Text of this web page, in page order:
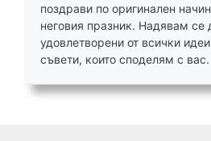
поздрави по оригинален
неговия празник. Надявам се
удовлетворени от всички
съвети, които споделям с вас.